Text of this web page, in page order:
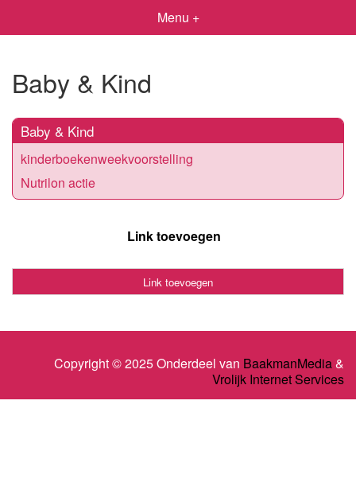
Menu +
Baby & Kind
Baby & Kind
kinderboekenweekvoorstelling
Nutrilon actie
Link toevoegen
Link toevoegen
Copyright © 2025 Onderdeel van BaakmanMedia&
Vrolijk Internet Services